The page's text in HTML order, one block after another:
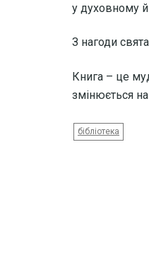
у духовному й
З нагоди
Книга – це
змінюється
бібліотека